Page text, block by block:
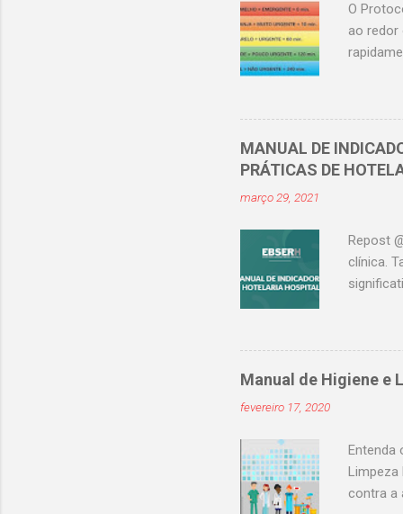
O
ao redor
e para
em
é
MANUAL DE
PRÁTICAS DE
março 29, 2021
Repost
clínica.
de
forma
Manual de Higiene e
fevereiro 17, 2020
Entenda
Limpeza
contra a